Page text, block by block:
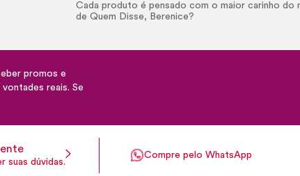
Cada produto é pensado com o maior carinho
de Quem Disse, Berenice?
promos e
reais. Se
suas dúvidas.
Compre pelo WhatsApp